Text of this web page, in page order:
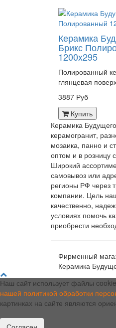
Керамика
Брикс
1200x295
Полированный
глянцевая
3887 Руб
Купить
Керамика
керамогранит,
мозаика, панно и
оптом и в розницу
Широкий
самовывоз или
регионы РФ через
компании. Цель
качественно,
условиях помочь
приобрести
Фирменный
Керамика
Наш сайт использует файлы
нашей политикой обработки
картинках на сайте являются